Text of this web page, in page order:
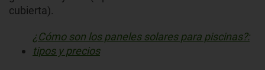
cubierta).
¿Cómo son los paneles solares para piscinas?:
tipos y precios